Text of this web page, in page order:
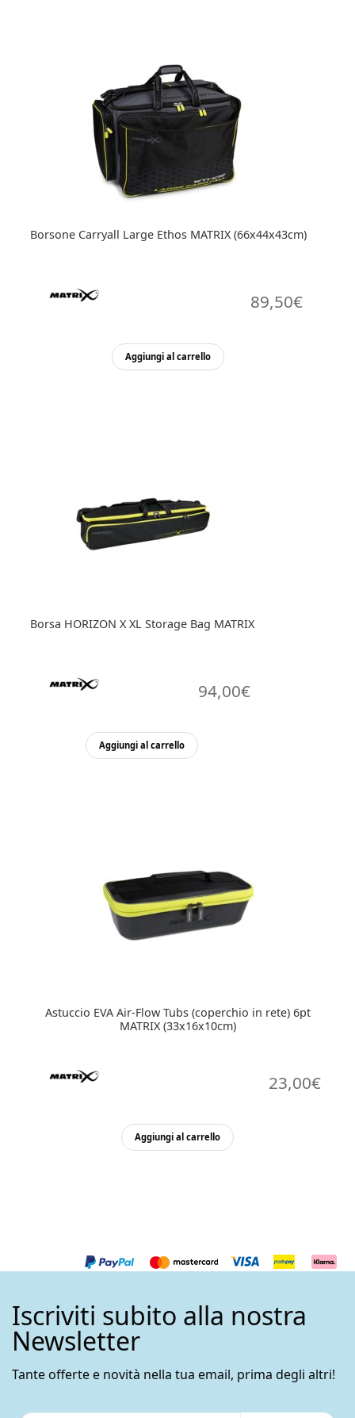
Borsone Carryall Large Ethos MATRIX (66x44x43cm)
89,50€
Aggiungi al carrello
Borsa HORIZON X XL Storage Bag MATRIX
94,00€
Aggiungi al carrello
Astuccio EVA Air-Flow Tubs (coperchio in rete) 6pt
MATRIX (33x16x10cm)
23,00€
Aggiungi al carrello
Iscriviti subito alla nostra
Newsletter
Tante offerte e novità nella tua email, prima degli altri!